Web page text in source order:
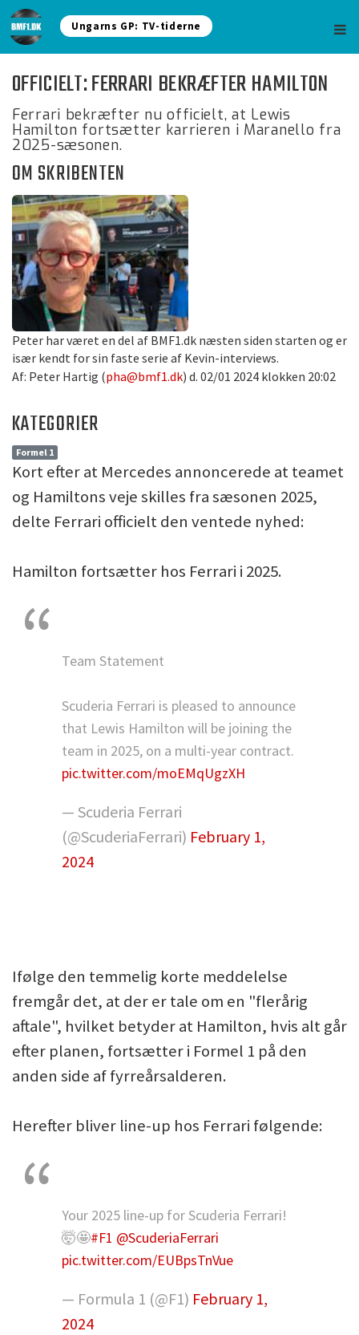
Ungarns GP: TV-tiderne
OFFICIELT: FERRARI BEKRÆFTER HAMILTON
Ferrari bekræfter nu officielt, at Lewis
Hamilton fortsætter karrieren i Maranello fra
2025-sæsonen.
OM SKRIBENTEN
Peter har været en del af BMF1.dk næsten siden starten og er
især kendt for sin faste serie af Kevin-interviews.
Af: Peter Hartig (pha@bmf1.dk) d. 02/01 2024 klokken 20:02
KATEGORIER
Formel 1
Kort efter at Mercedes annoncerede at teamet
og Hamiltons veje skilles fra sæsonen 2025,
delte Ferrari officielt den ventede nyhed:
Hamilton fortsætter hos Ferrari i 2025.
Team Statement
Scuderia Ferrari is pleased to announce
that Lewis Hamilton will be joining the
team in 2025, on a multi-year contract.
pic.twitter.com/moEMqUgzXH
— Scuderia Ferrari
(@ScuderiaFerrari) February 1,
2024
Ifølge den temmelig korte meddelelse
fremgår det, at der er tale om en "flerårig
aftale", hvilket betyder at Hamilton, hvis alt går
efter planen, fortsætter i Formel 1 på den
anden side af fyrreårsalderen.
Herefter bliver line-up hos Ferrari følgende:
Your 2025 line-up for Scuderia Ferrari!
🤯🤩#F1 @ScuderiaFerrari
pic.twitter.com/EUBpsTnVue
— Formula 1 (@F1) February 1,
2024